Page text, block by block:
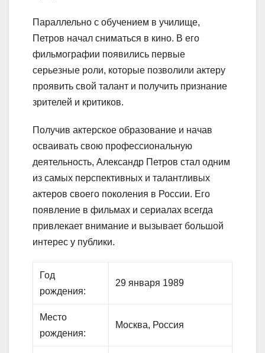
Параллельно с обучением в училище,
Петров начал сниматься в кино. В его
фильмографии появились первые
серьезные роли, которые позволили актеру
проявить свой талант и получить признание
зрителей и критиков.
Получив актерское образование и начав
осваивать свою профессиональную
деятельность, Александр Петров стал одним
из самых перспективных и талантливых
актеров своего поколения в России. Его
появление в фильмах и сериалах всегда
привлекает внимание и вызывает большой
интерес у публики.
Год
рождения:
29 января 1989
Место
рождения:
Москва, Россия